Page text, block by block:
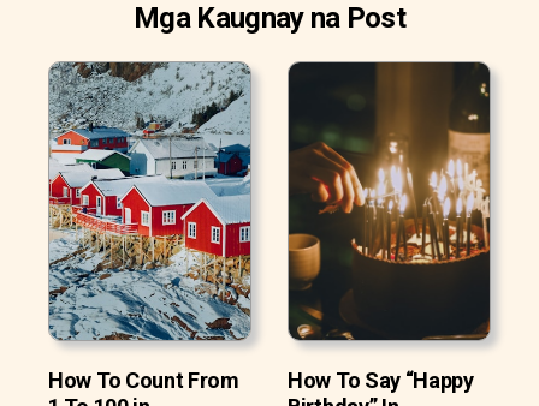
Mga Kaugnay na Post
How To Count From
How To Say “Happy